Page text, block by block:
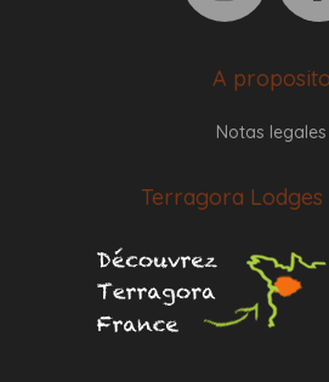
A proposito
Notas legales
Terragora Lodges